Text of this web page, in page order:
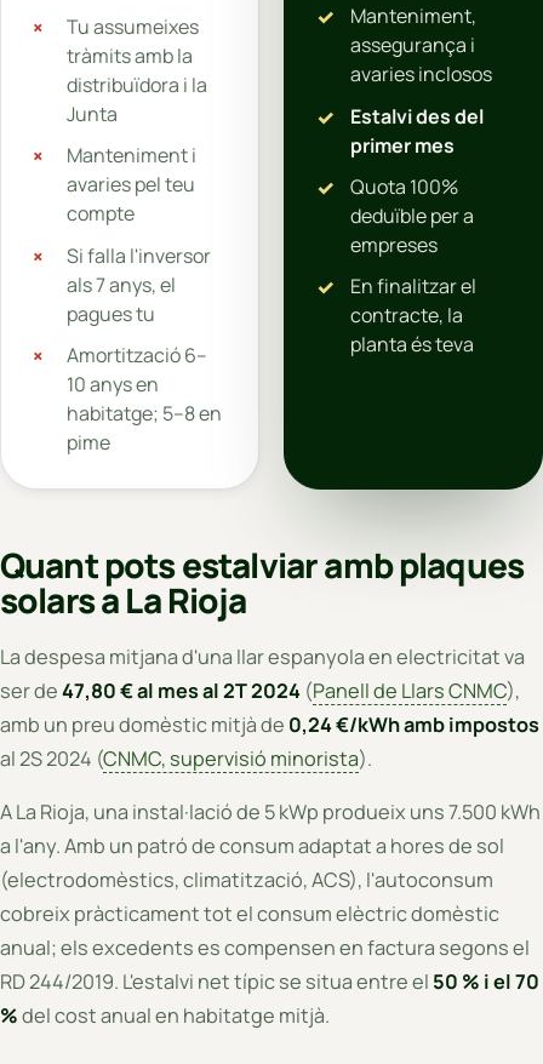
Tu assumeixes
tràmits amb la
distribuïdora i la
Junta
Manteniment i
avaries pel teu
compte
Si falla l'inversor
als 7 anys, el
pagues tu
Amortització 6–
10 anys en
habitatge; 5–8 en
pime
Manteniment,
assegurança i
avaries inclosos
Estalvi des del
primer mes
Quota 100%
deduïble per a
empreses
En finalitzar el
contracte, la
planta és teva
Quant pots estalviar amb plaques
solars a La Rioja
La despesa mitjana d'una llar espanyola en electricitat va
ser de47,80 € al mes al 2T 2024 (Panell de Llars CNMC),
amb un preu domèstic mitjà de 0,24 €/kWh amb impostos
al 2S 2024 (CNMC, supervisió minorista).
A La Rioja, una instal·lació de 5 kWp produeix uns 7.500 kWh
a l'any. Amb un patró de consum adaptat a hores de sol
(electrodomèstics, climatització, ACS), l'autoconsum
cobreix pràcticament tot el consum elèctric domèstic
anual; els excedents es compensen en factura segons el
RD 244/2019. L'estalvi net típic se situa entre el 50 % i el 70
%del cost anual en habitatge mitjà.